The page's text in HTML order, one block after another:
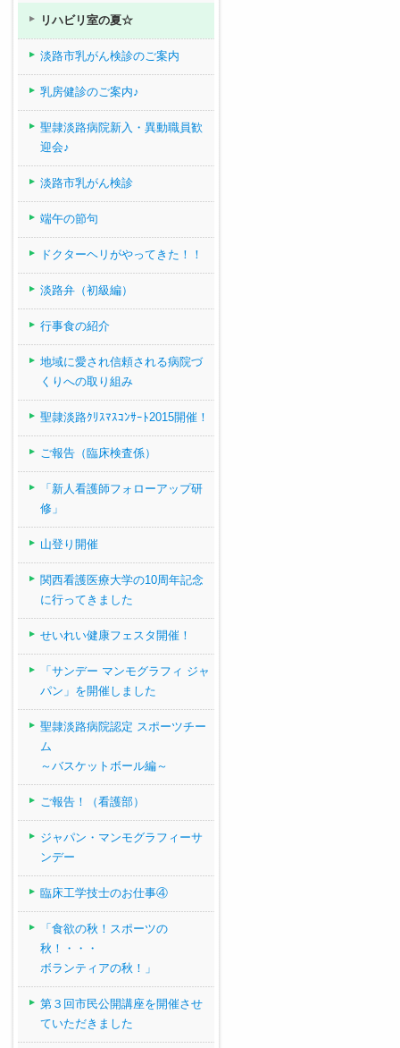
リハビリ室の夏☆
淡路市乳がん検診のご案内
乳房健診のご案内♪
聖隷淡路病院新入・異動職員歓
迎会♪
淡路市乳がん検診
端午の節句
ドクターヘリがやってきた！！
淡路弁（初級編）
行事食の紹介
地域に愛され信頼される病院づ
くりへの取り組み
聖隷淡路ｸﾘｽﾏｽｺﾝｻｰﾄ2015開催！
ご報告（臨床検査係）
「新人看護師フォローアップ研
修」
山登り開催
関西看護医療大学の10周年記念
に行ってきました
せいれい健康フェスタ開催！
「サンデー マンモグラフィ ジャ
パン」を開催しました
聖隷淡路病院認定 スポーツチー
ム
～バスケットボール編～
ご報告！（看護部）
ジャパン・マンモグラフィーサ
ンデー
臨床工学技士のお仕事④
「食欲の秋！スポーツの
秋！・・・
ボランティアの秋！」
第３回市民公開講座を開催させ
ていただきました